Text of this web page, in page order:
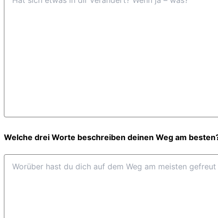
Welche drei Worte beschreiben deinen Weg am